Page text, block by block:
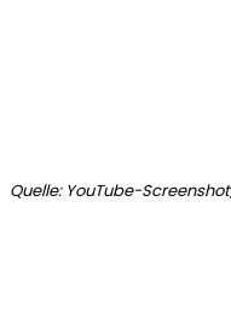
Quelle: YouTube-